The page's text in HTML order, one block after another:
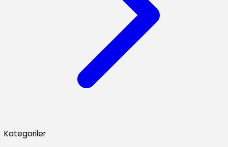
Kategoriler